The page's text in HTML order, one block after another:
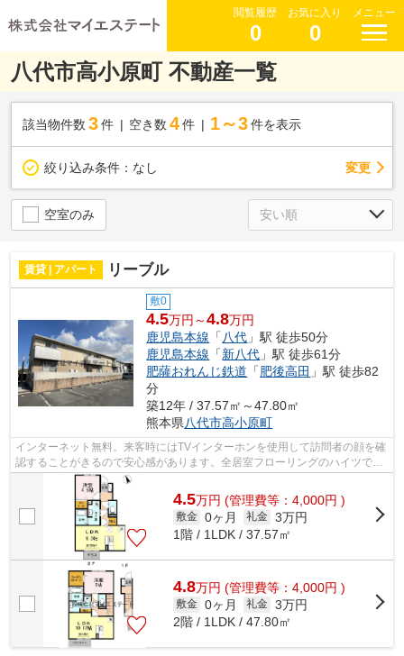
閲覧履歴
0
お気に入り
0
メニュー
八代市高小原町 不動産一覧
該当物件数 3件 空き数 4 件 1～3 件を表示
絞り込み条件： なし 変更
空室のみ
賃貸 | アパート リーブル
敷0
4.5万円～4.8万円
鹿児島本線 「八代 」駅 徒歩50分
鹿児島本線 「新八代 」駅 徒歩61分
肥薩おれんじ鉄道 「肥後高田 」駅 徒歩82
分
築12年 / 37.57㎡～47.80㎡
熊本県八代市高小原町
インターネット無料。来客時にはTVインターホンを使用して訪問者の顔を確
認することがきるので安心感があります。全居室フローリングのハイツで
す。八代市に移り住む予定なら、まずは...
4.5万円 (管理費等：4,000円 )
敷金 0ヶ月 礼金 3万円
1階 / 1LDK / 37.57㎡
4.8万円 (管理費等：4,000円 )
敷金 0ヶ月 礼金 3万円
2階 / 1LDK / 47.80㎡